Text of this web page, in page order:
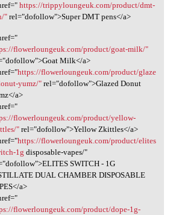
https://trippyloungeuk.com/product/dmt-
"rel="dofollow">Super DMT pens</a>
flowerloungeuk.com/product/goat-milk/"
Milk</a>
https://flowerloungeuk.com/product/glaze
yumz/"rel="dofollow">Glazed Donut
a>
flowerloungeuk.com/product/yellow-
"rel="dofollow">Yellow Zkittles</a>
https://flowerloungeuk.com/product/elites
1g disposable-vapes/"
SWITCH - 1G
DUAL CHAMBER DISPOSABLE
a>
flowerloungeuk.com/product/dope-1g-